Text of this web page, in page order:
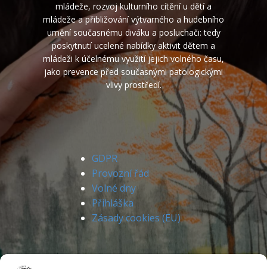
mládeže, rozvoj kulturního cítění u dětí a
mládeže a přibližování výtvarného a hudebního
umění současnému diváku a posluchači: tedy
poskytnutí ucelené nabídky aktivit dětem a
mládeži k účelnému využití jejich volného času,
jako prevence před současnými patologickými
vlivy prostředí.
GDPR
Provozní řád
Volné dny
Přihláška
Zásady cookies (EU)